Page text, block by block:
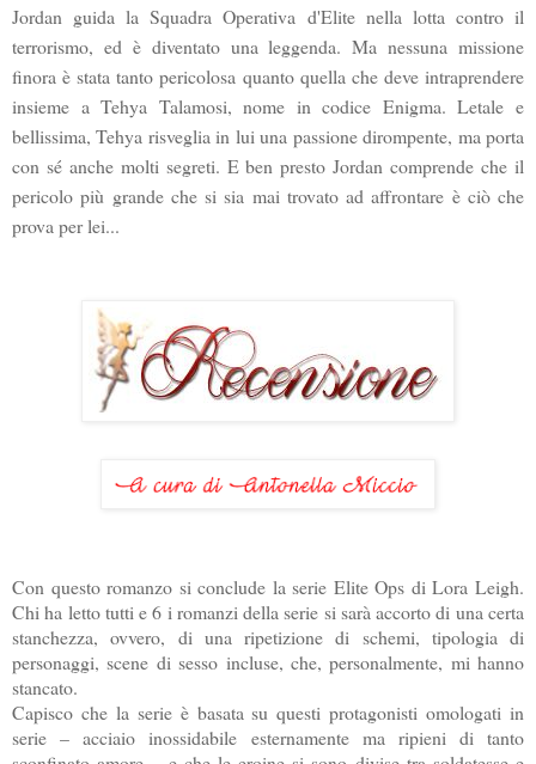
Jordan guida la Squadra Operativa d'Elite nella lotta contro il
terrorismo, ed è diventato una leggenda. Ma nessuna missione
finora è stata tanto pericolosa quanto quella che deve intraprendere
insieme a Tehya Talamosi, nome in codice Enigma. Letale e
bellissima, Tehya risveglia in lui una passione dirompente, ma porta
con sé anche molti segreti. E ben presto Jordan comprende che il
pericolo più grande che si sia mai trovato ad affrontare è ciò che
prova per lei...
Con questo romanzo si conclude la serie Elite Ops di Lora Leigh.
Chi ha letto tutti e 6 i romanzi della serie si sarà accorto di una certa
stanchezza, ovvero, di una ripetizione di schemi, tipologia di
personaggi, scene di sesso incluse, che, personalmente, mi hanno
stancato.
Capisco che la serie è basata su questi protagonisti omologati in
serie – acciaio inossidabile esternamente ma ripieni di tanto